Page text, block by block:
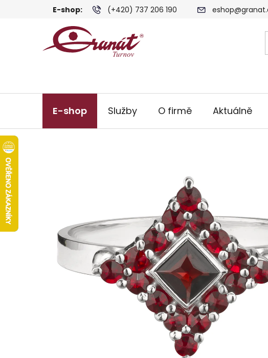
E-shop: (+420) 737 206 190
E-shop Služby O firmě Aktuálně